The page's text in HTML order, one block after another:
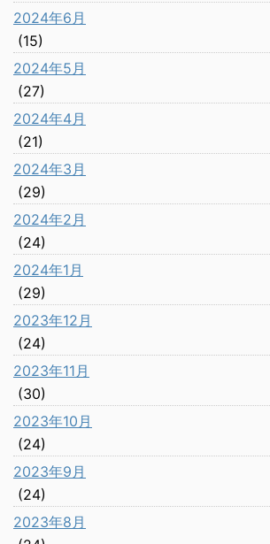
2024年6月
(15)
2024年5月
(27)
2024年4月
(21)
2024年3月
(29)
2024年2月
(24)
2024年1月
(29)
2023年12月
(24)
2023年11月
(30)
2023年10月
(24)
2023年9月
(24)
2023年8月